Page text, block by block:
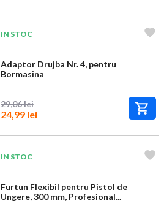
IN STOC
Adaptor Drujba Nr. 4, pentru
Bormasina
29,06 lei
24,99 lei
IN STOC
Furtun Flexibil pentru Pistol de
Ungere, 300 mm, Profesional...